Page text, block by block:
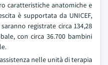
caratteristiche anatomiche e
è supportata da UNICEF,
registrate circa 134,28
con circa 36.700 bambini
nelle unità di terapia